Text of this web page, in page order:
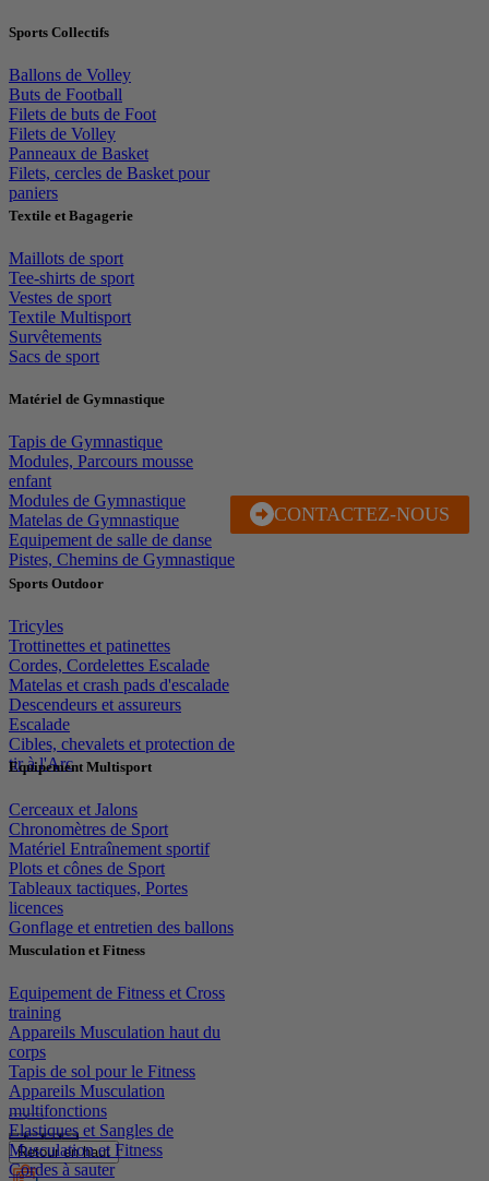
J'EN PROFITE
CONTACTEZ-NOUS
Sports Collectifs
Ballons de Volley
Buts de Football
Filets de buts de Foot
Filets de Volley
Panneaux de Basket
Filets, cercles de Basket pour
paniers
Textile et Bagagerie
Maillots de sport
Tee-shirts de sport
Vestes de sport
Textile Multisport
Survêtements
Sacs de sport
Matériel de Gymnastique
Tapis de Gymnastique
Modules, Parcours mousse
enfant
Modules de Gymnastique
Matelas de Gymnastique
Equipement de salle de danse
Pistes, Chemins de Gymnastique
Sports Outdoor
Tricyles
Trottinettes et patinettes
Cordes, Cordelettes Escalade
Matelas et crash pads d'escalade
Descendeurs et assureurs
Escalade
Cibles, chevalets et protection de
tir à l'Arc
Equipement Multisport
Cerceaux et Jalons
Chronomètres de Sport
Matériel Entraînement sportif
Plots et cônes de Sport
Tableaux tactiques, Portes
licences
Gonflage et entretien des ballons
Musculation et Fitness
Equipement de Fitness et Cross
training
Appareils Musculation haut du
corps
Tapis de sol pour le Fitness
Appareils Musculation
multifonctions
Elastiques et Sangles de
Musculation et Fitness
Cordes à sauter
Retour en haut